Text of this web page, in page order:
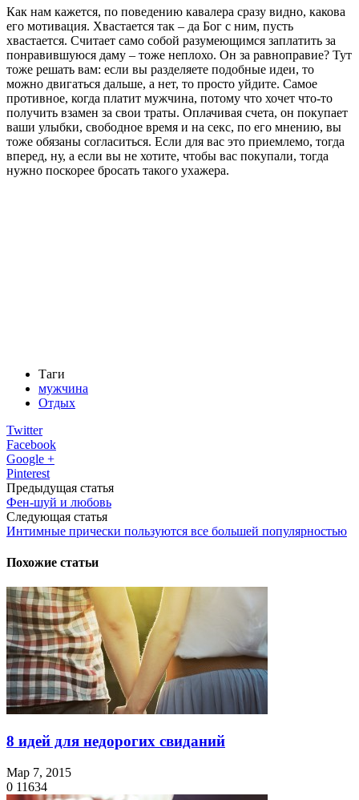
Как нам кажется, по поведению кавалера сразу видно, какова
его мотивация. Хвастается так – да Бог с ним, пусть
хвастается. Считает само собой разумеющимся заплатить за
понравившуюся даму – тоже неплохо. Он за равноправие? Тут
тоже решать вам: если вы разделяете подобные идеи, то
можно двигаться дальше, а нет, то просто уйдите. Самое
противное, когда платит мужчина, потому что хочет что-то
получить взамен за свои траты. Оплачивая счета, он покупает
ваши улыбки, свободное время и на секс, по его мнению, вы
тоже обязаны согласиться. Если для вас это приемлемо, тогда
вперед, ну, а если вы не хотите, чтобы вас покупали, тогда
нужно поскорее бросать такого ухажера.
Таги
мужчина
Отдых
Twitter
Facebook
Google +
Pinterest
Предыдущая статья
Фен-шуй и любовь
Следующая статья
Интимные прически пользуются все большей популярностью
Похожие статьи
8 идей для недорогих свиданий
Мар 7, 2015
0 11634